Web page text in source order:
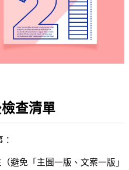
查清單
避免「主圖一版、文案一版」